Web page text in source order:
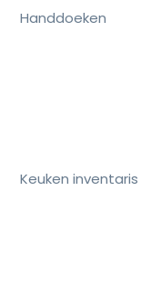
Handdoeken
Keuken inventaris